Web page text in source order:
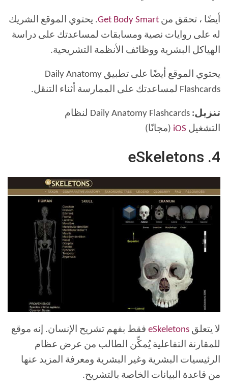
أيضًا ، تحقق من Get Body Smart. يحتوي الموقع الشريك
له على روايات نصية ومسابقات لمساعدتك على دراسة
الهياكل البشرية ووظائف الأنظمة التشريحية.
يحتوي الموقع أيضًا على تطبيق Daily Anatomy
Flashcards لمساعدتك على الممارسة أثناء التنقل.
تنزيل:
Daily Anatomy Flashcards لنظام
التشغيل iOS (مجانًا)
4. eSkeletons
لا يتعلق eSkeletons فقط بفهم تشريح الإنسان. إنه موقع
للمقارنة التفاعلية يُمكِّن الطالب من عرض عظام
الرئيسيات البشرية وغير البشرية ومعرفة المزيد عنها
من قاعدة البيانات الخاصة بالتشريح.